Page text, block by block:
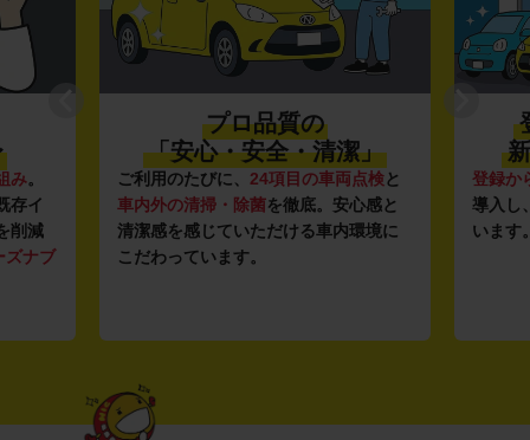
み。
存イ
削減
ズナブ
プロ品質の
「安心・安全・清潔」
ご利用のたびに、 24項目の車両点検と
車内外の清掃・除菌を徹底。安心感と
清潔感を感じていただける車内環境に
こだわっています。
登録か
導入し
います